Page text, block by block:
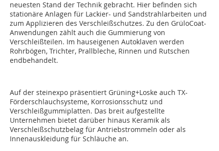
neuesten Stand der Technik gebracht. Hier befinden sich
stationäre Anlagen für Lackier- und Sandstrahlarbeiten und
zum Applizieren des Verschleißschutzes. Zu den GrüloCoat-
Anwendungen zählt auch die Gummierung von
Verschleißteilen. Im hauseigenen Autoklaven werden
Rohrbögen, Trichter, Prallbleche, Rinnen und Rutschen
endbehandelt.
Auf der steinexpo präsentiert Grüning+Loske auch TX-
Förderschlauchsysteme, Korrosionsschutz und
Verschleißgummiplatten. Das breit aufgestellte
Unternehmen bietet darüber hinaus Keramik als
Verschleißschutzbelag für Antriebstrommeln oder als
Innenauskleidung für Schläuche an.